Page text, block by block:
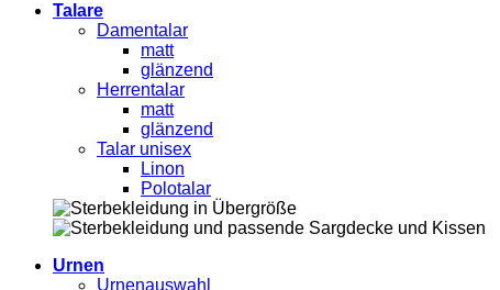
Talare
Damentalar
matt
glänzend
Herrentalar
matt
glänzend
Talar unisex
Linon
Polotalar
Urnen
Urnenauswahl